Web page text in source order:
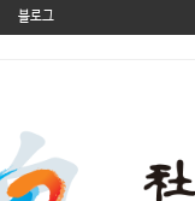
블로그